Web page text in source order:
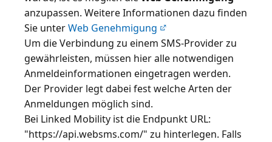
anzupassen. Weitere Informationen dazu finden
Sie unterWeb Genehmigung
Um die Verbindung zu einem SMS-Provider zu
gewährleisten, müssen hier alle notwendigen
Anmeldeinformationen eingetragen werden.
Der Provider legt dabei fest welche Arten der
Anmeldungen möglich sind.
Bei Linked Mobility ist die Endpunkt URL:
"https://api.websms.com/" zu hinterlegen. Falls